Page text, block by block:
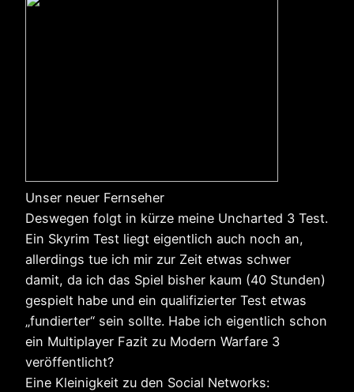
Unser neuer Fernseher
Deswegen folgt in kürze meine Uncharted 3 Test.
Ein Skyrim Test liegt eigentlich auch noch an,
allerdings tue ich mir zur Zeit etwas schwer
damit, da ich das Spiel bisher kaum (40 Stunden)
gespielt habe und ein qualifizierter Test etwas
„fundierter“ sein sollte. Habe ich eigentlich schon
ein Multiplayer Fazit zu Modern Warfare 3
veröffentlicht?
Eine Kleinigkeit zu den Social Networks: